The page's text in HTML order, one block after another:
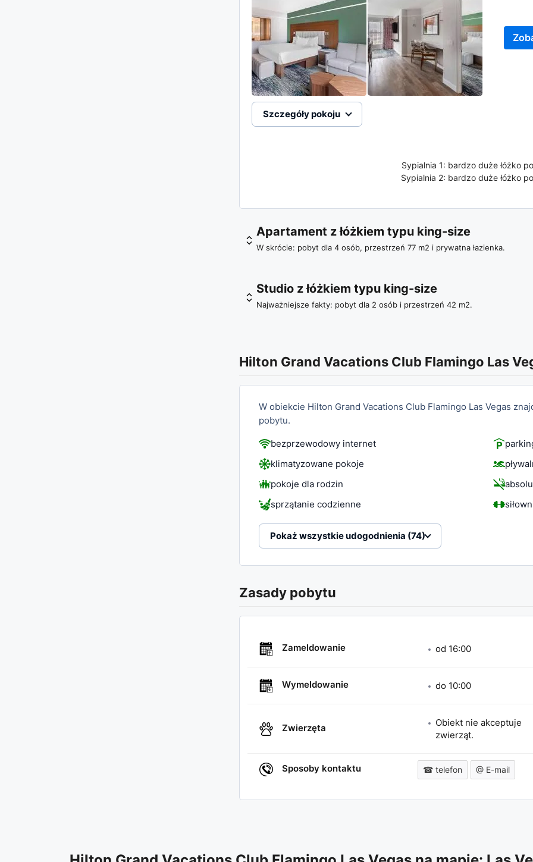
Szczegóły pokoju
Sypialnia 1: bardzo duże łóżko
Sypialnia 2: bardzo duże łóżko
Apartament z łóżkiem typu king-size
W skrócie: pobyt dla 4 osób, przestrzeń 77 m2 i prywatna łazienka.
Studio z łóżkiem typu king-size
Najważniejsze fakty: pobyt dla 2 osób i przestrzeń 42 m2.
Hilton Grand Vacations Club Flamingo Las
W obiekcie Hilton Grand Vacations Club Flamingo Las Vegas
pobytu.
bezprzewodowy internet
klimatyzowane pokoje
pokoje dla rodzin
sprzątanie codzienne
Pokaż wszystkie udogodnienia (74)
Zasady pobytu
Zameldowanie od 16:00
Wymeldowanie do 10:00
Zwierzęta
Obiekt nie akceptuje
zwierząt.
Sposoby kontaktu ☎ telefon @ E-mail